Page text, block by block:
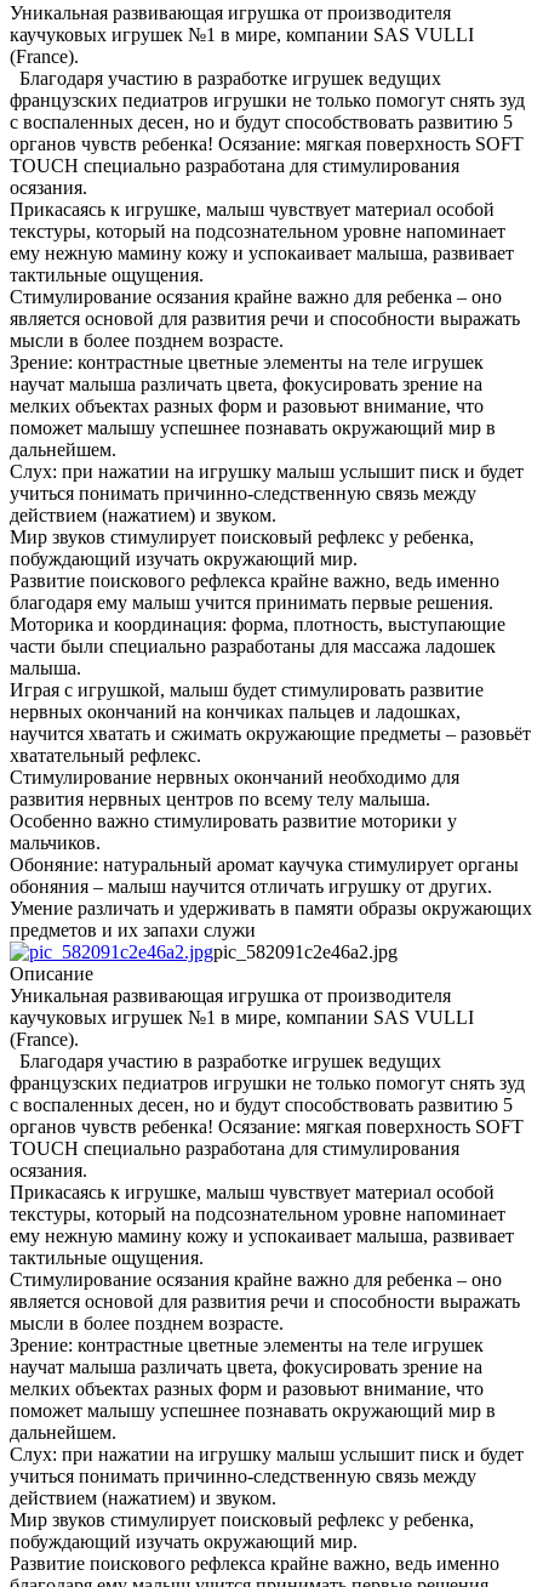
Уникальная развивающая игрушка от производителя
каучуковых игрушек №1 в мире, компании SAS VULLI
(France).
Благодаря участию в разработке игрушек ведущих
французских педиатров игрушки не только помогут снять зуд
с воспаленных десен, но и будут способствовать развитию 5
органов чувств ребенка! Осязание: мягкая поверхность SOFT
TOUCH специально разработана для стимулирования
осязания.
Прикасаясь к игрушке, малыш чувствует материал особой
текстуры, который на подсознательном уровне напоминает
ему нежную мамину кожу и успокаивает малыша, развивает
тактильные ощущения.
Стимулирование осязания крайне важно для ребенка – оно
является основой для развития речи и способности выражать
мысли в более позднем возрасте.
Зрение: контрастные цветные элементы на теле игрушек
научат малыша различать цвета, фокусировать зрение на
мелких объектах разных форм и разовьют внимание, что
поможет малышу успешнее познавать окружающий мир в
дальнейшем.
Слух: при нажатии на игрушку малыш услышит писк и будет
учиться понимать причинно-следственную связь между
действием (нажатием) и звуком.
Мир звуков стимулирует поисковый рефлекс у ребенка,
побуждающий изучать окружающий мир.
Развитие поискового рефлекса крайне важно, ведь именно
благодаря ему малыш учится принимать первые решения.
Моторика и координация: форма, плотность, выступающие
части были специально разработаны для массажа ладошек
малыша.
Играя с игрушкой, малыш будет стимулировать развитие
нервных окончаний на кончиках пальцев и ладошках,
научится хватать и сжимать окружающие предметы – разовьёт
хватательный рефлекс.
Стимулирование нервных окончаний необходимо для
развития нервных центров по всему телу малыша.
Особенно важно стимулировать развитие моторики у
мальчиков.
Обоняние: натуральный аромат каучука стимулирует органы
обоняния – малыш научится отличать игрушку от других.
Умение различать и удерживать в памяти образы окружающих
предметов и их запахи служи
pic_582091c2e46a2.jpg
Описание
Уникальная развивающая игрушка от производителя
каучуковых игрушек №1 в мире, компании SAS VULLI
(France).
Благодаря участию в разработке игрушек ведущих
французских педиатров игрушки не только помогут снять зуд
с воспаленных десен, но и будут способствовать развитию 5
органов чувств ребенка! Осязание: мягкая поверхность SOFT
TOUCH специально разработана для стимулирования
осязания.
Прикасаясь к игрушке, малыш чувствует материал особой
текстуры, который на подсознательном уровне напоминает
ему нежную мамину кожу и успокаивает малыша, развивает
тактильные ощущения.
Стимулирование осязания крайне важно для ребенка – оно
является основой для развития речи и способности выражать
мысли в более позднем возрасте.
Зрение: контрастные цветные элементы на теле игрушек
научат малыша различать цвета, фокусировать зрение на
мелких объектах разных форм и разовьют внимание, что
поможет малышу успешнее познавать окружающий мир в
дальнейшем.
Слух: при нажатии на игрушку малыш услышит писк и будет
учиться понимать причинно-следственную связь между
действием (нажатием) и звуком.
Мир звуков стимулирует поисковый рефлекс у ребенка,
побуждающий изучать окружающий мир.
Развитие поискового рефлекса крайне важно, ведь именно